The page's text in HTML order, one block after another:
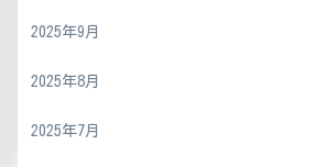
2025年9月
2025年8月
2025年7月